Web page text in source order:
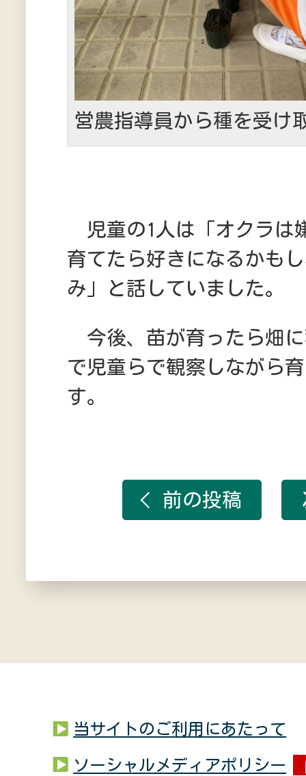
営農指導員から種を受け
児童の1人は「オクラは
育てたら好きになるかも
み」と話していました。
今後、苗が育ったら畑
で児童らで観察しながら
す。
前の投稿
当サイトのご利用にあたって
ソーシャルメディアポリシー